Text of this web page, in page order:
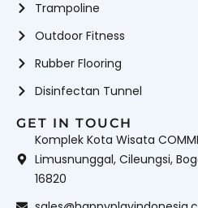
Trampoline
Outdoor Fitness
Rubber Flooring
Disinfectan Tunnel
GET IN TOUCH
Komplek Kota Wisata
Limusnunggal, Cileungsi,
16820